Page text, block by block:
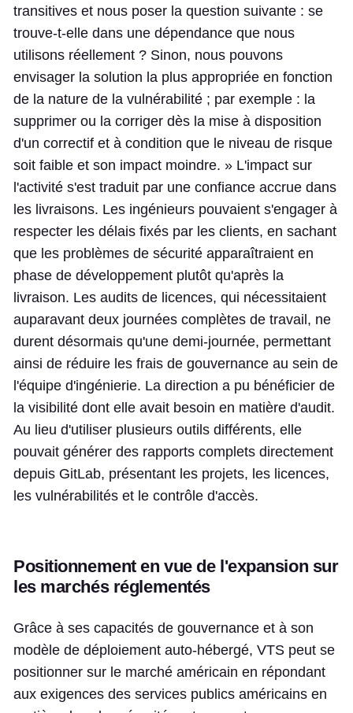
transitives et nous poser la question suivante : se
trouve-t-elle dans une dépendance que nous
utilisons réellement ? Sinon, nous pouvons
envisager la solution la plus appropriée en fonction
de la nature de la vulnérabilité ; par exemple : la
supprimer ou la corriger dès la mise à disposition
d'un correctif et à condition que le niveau de risque
soit faible et son impact moindre. » L'impact sur
l'activité s'est traduit par une confiance accrue dans
les livraisons. Les ingénieurs pouvaient s'engager à
respecter les délais fixés par les clients, en sachant
que les problèmes de sécurité apparaîtraient en
phase de développement plutôt qu'après la
livraison. Les audits de licences, qui nécessitaient
auparavant deux journées complètes de travail, ne
durent désormais qu'une demi-journée, permettant
ainsi de réduire les frais de gouvernance au sein de
l'équipe d'ingénierie. La direction a pu bénéficier de
la visibilité dont elle avait besoin en matière d'audit.
Au lieu d'utiliser plusieurs outils différents, elle
pouvait générer des rapports complets directement
depuis GitLab, présentant les projets, les licences,
les vulnérabilités et le contrôle d'accès.
Positionnement en vue de l'expansion sur
les marchés réglementés
Grâce à ses capacités de gouvernance et à son
modèle de déploiement auto-hébergé, VTS peut se
positionner sur le marché américain en répondant
aux exigences des services publics américains en